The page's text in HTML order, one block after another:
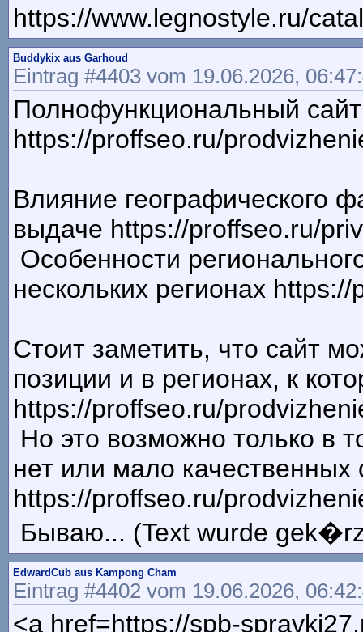
https://www.legnostyle.ru/
Buddykix aus Garhoud
Eintrag #4403 vom 19.06.2026,
Полнофункциональный
https://proffseo.ru/
Влияние географического
выдаче https://proffseo.ru/
Особенности
нескольких регионах
Стоит заметить, что сайт
позиции и в регионах, к
https://proffseo.ru/
Но это возможно только в
нет или мало
https://proffseo.ru/
Бываю... (Text wurde
EdwardCub aus Kampong Cham
Eintrag #4402 vom 19.06.2026,
<a href=https://spb-